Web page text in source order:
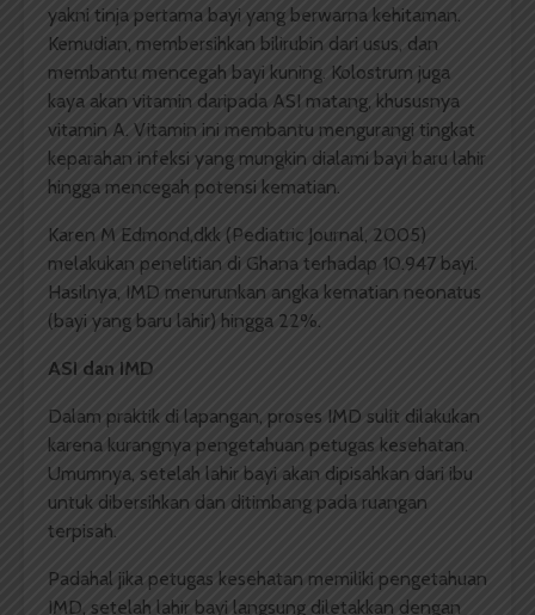
yakni tinja pertama bayi yang berwarna kehitaman.
Kemudian, membersihkan bilirubin dari usus, dan
membantu mencegah bayi kuning. Kolostrum juga
kaya akan vitamin daripada ASI matang, khususnya
vitamin A. Vitamin ini membantu mengurangi tingkat
keparahan infeksi yang mungkin dialami bayi baru lahir
hingga mencegah potensi kematian.
Karen M Edmond,dkk (Pediatric Journal, 2005)
melakukan penelitian di Ghana terhadap 10.947 bayi.
Hasilnya, IMD menurunkan angka kematian neonatus
(bayi yang baru lahir) hingga 22%.
ASI dan IMD
Dalam praktik di lapangan, proses IMD sulit dilakukan
karena kurangnya pengetahuan petugas kesehatan.
Umumnya, setelah lahir bayi akan dipisahkan dari ibu
untuk dibersihkan dan ditimbang pada ruangan
terpisah.
Padahal jika petugas kesehatan memiliki pengetahuan
IMD, setelah lahir bayi langsung diletakkan dengan